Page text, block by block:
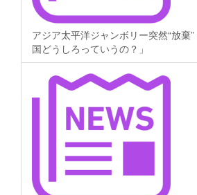
アジア太平洋ジャンボリー突然“放棄
国どうしろっていうの？」